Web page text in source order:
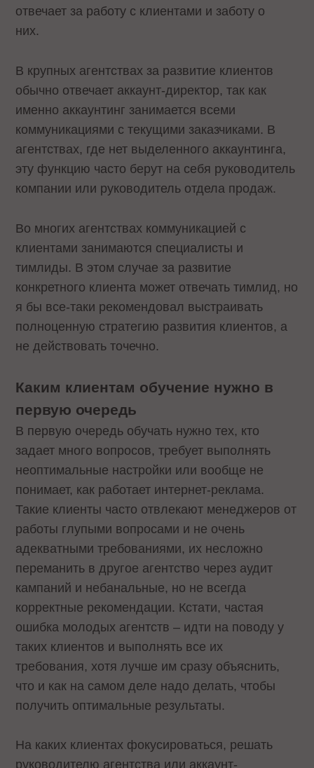
отвечает за работу с клиентами и заботу о
них.
В крупных агентствах за развитие клиентов
обычно отвечает аккаунт-директор, так как
именно аккаунтинг занимается всеми
коммуникациями с текущими заказчиками. В
агентствах, где нет выделенного аккаунтинга,
эту функцию часто берут на себя руководитель
компании или руководитель отдела продаж.
Во многих агентствах коммуникацией с
клиентами занимаются специалисты и
тимлиды. В этом случае за развитие
конкретного клиента может отвечать тимлид, но
я бы все-таки рекомендовал выстраивать
полноценную стратегию развития клиентов, а
не действовать точечно.
Каким клиентам обучение нужно в
первую очередь
В первую очередь обучать нужно тех, кто
задает много вопросов, требует выполнять
неоптимальные настройки или вообще не
понимает, как работает интернет-реклама.
Такие клиенты часто отвлекают менеджеров от
работы глупыми вопросами и не очень
адекватными требованиями, их несложно
переманить в другое агентство через аудит
кампаний и небанальные, но не всегда
корректные рекомендации. Кстати, частая
ошибка молодых агентств – идти на поводу у
таких клиентов и выполнять все их
требования, хотя лучше им сразу объяснить,
что и как на самом деле надо делать, чтобы
получить оптимальные результаты.
На каких клиентах фокусироваться, решать
руководителю агентства или аккаунт-